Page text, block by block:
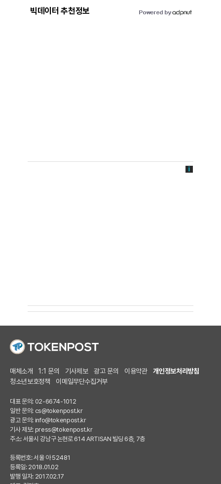
빅데이터 추천정보
매체소개 1:1 문의 기사제보 광고 문의 이용약관
개인정보처리방침
청소년보호정책
이메일무단수집거부
대표 문의: 02-6674-1012
일반 문의: cs@tokenpost.kr
광고 문의: info@tokenpost.kr
기사 제보: press@tokenpost.kr
주소: 서울시 강남구 논현로 614 ARTISAN 빌딩 6층, 7층
등록번호: 서울 아 52481
등록일: 2018.01.02
발행 일자: 2017.02.17